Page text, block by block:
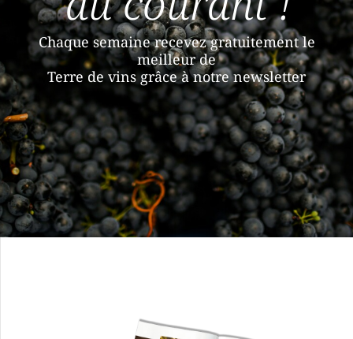
Chaque semaine recevez gratuitement le
meilleur de
Terre de vins grâce à notre newsletter